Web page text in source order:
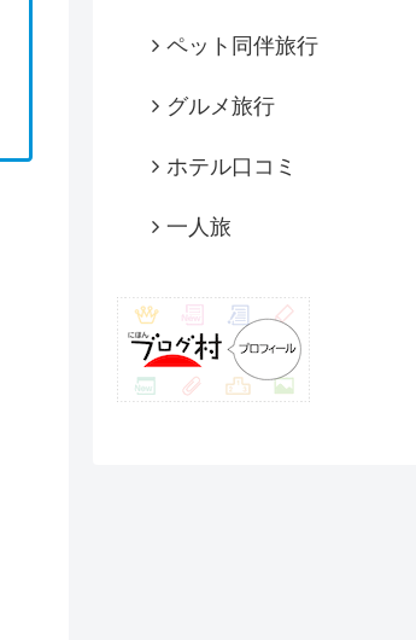
ペット同伴旅行
グルメ旅行
ホテル口コミ
一人旅